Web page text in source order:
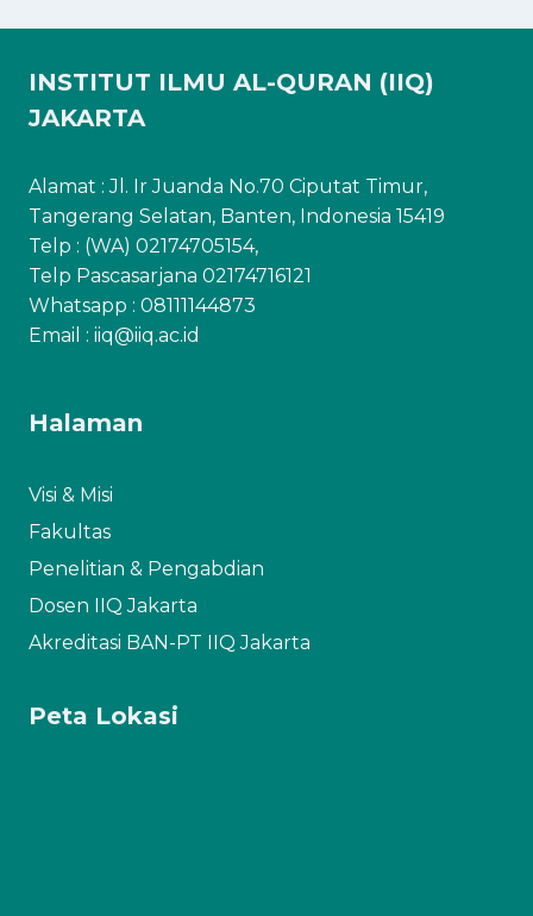
INSTITUT ILMU AL-QURAN (IIQ)
JAKARTA
Alamat : Jl. Ir Juanda No.70 Ciputat Timur,
Tangerang Selatan, Banten, Indonesia 15419
Telp : (WA) 02174705154,
Telp Pascasarjana 02174716121
Whatsapp : 08111144873
Email : iiq@iiq.ac.id
Halaman
Visi & Misi
Fakultas
Penelitian & Pengabdian
Dosen IIQ Jakarta
Akreditasi BAN-PT IIQ Jakarta
Peta Lokasi